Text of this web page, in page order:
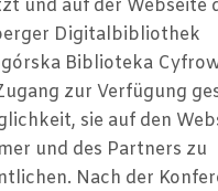
und auf der Webseite
Digitalbibliothek
Biblioteka
zur Verfügung
sie auf den
und des Partners zu
Nach der